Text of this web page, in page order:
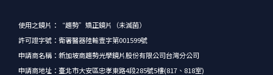
使用之鏡片：“趨勢”矯正鏡片（未滅菌）
許可證字號：衛署醫器陸輸壹字第001599號
申請商名稱：新加坡商趨勢光學鏡片股份有限公司台灣分公司
申請商地址：臺北市大安區忠孝東路4段285號5樓(817、818室)